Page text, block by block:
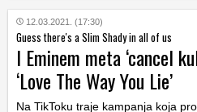
12.03.2021. (17:30)
Guess there's a Slim Shady in all of us
I Eminem meta ‘cancel
‘Love The Way You Lie’
Na TikToku traje kampanja koja